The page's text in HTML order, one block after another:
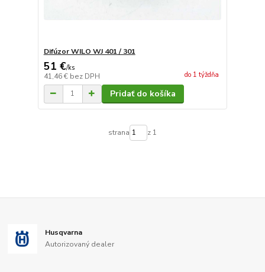
Difúzor WILO WJ 401 / 301
51 €/ks
41,46 € bez DPH do 1 týždňa
Pridať do košíka
strana z 1
Husqvarna
Autorizovaný dealer